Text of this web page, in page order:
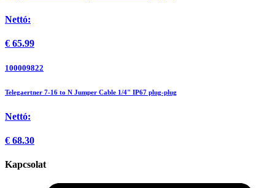
Nettó:
€ 65.99
100009822
Telegaertner 7-16 to N Jumper Cable 1/4" IP67 plug-plug
Nettó:
€ 68.30
Kapcsolat